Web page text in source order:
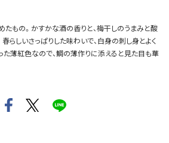
たもの。かすかな酒の香りと、梅干しのうまみと酸
らしいさっぱりした味わいで、白身の刺し身とよく
た薄紅色なので、鯛の薄作りに添えると見た目も華